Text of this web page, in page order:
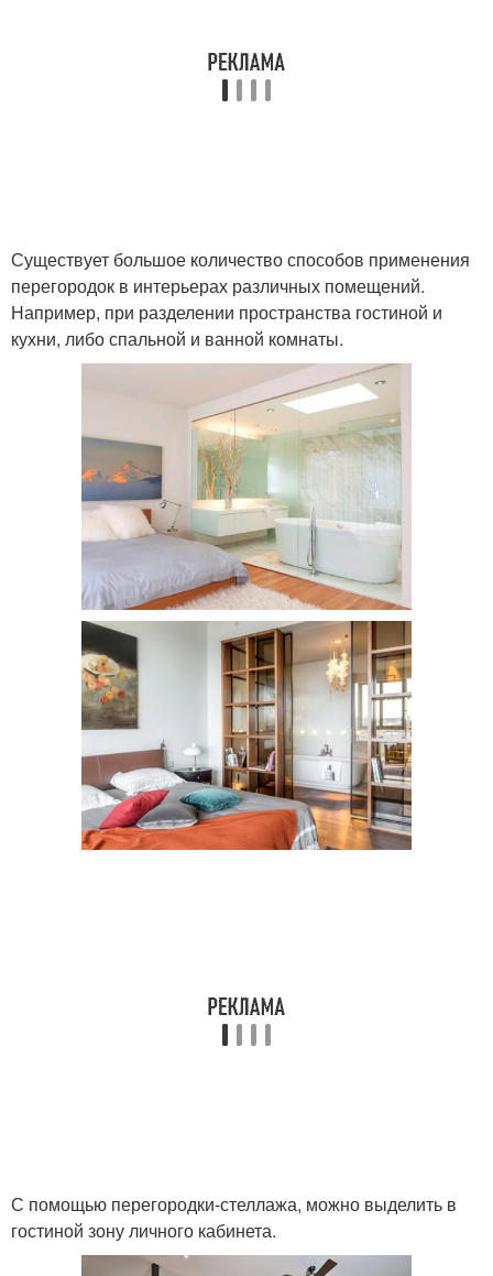
Существует большое количество способов применения
перегородок в интерьерах различных помещений.
Например, при разделении пространства гостиной и
кухни, либо спальной и ванной комнаты.
С помощью перегородки-стеллажа, можно выделить в
гостиной зону личного кабинета.